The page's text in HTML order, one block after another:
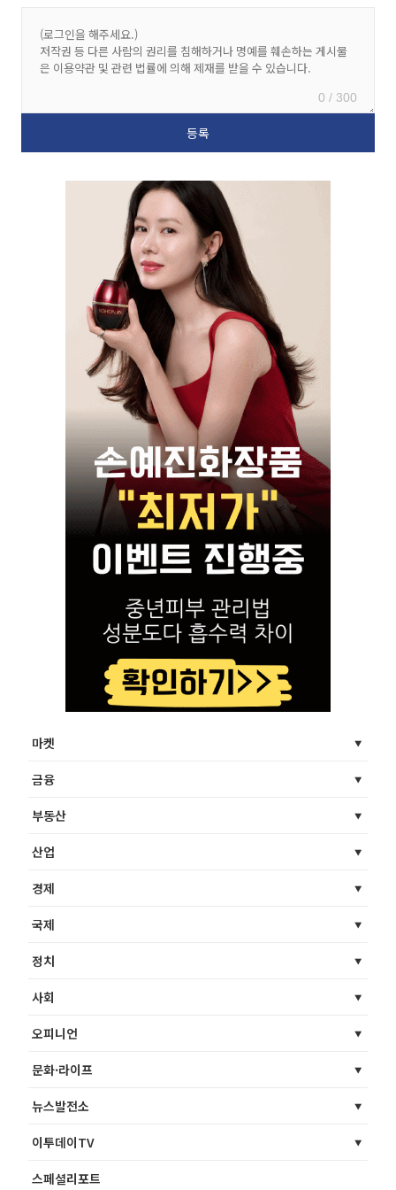
0 / 300
마켓
금융
부동산
산업
경제
국제
정치
사회
오피니언
문화·라이프
뉴스발전소
이투데이TV
스페셜리포트